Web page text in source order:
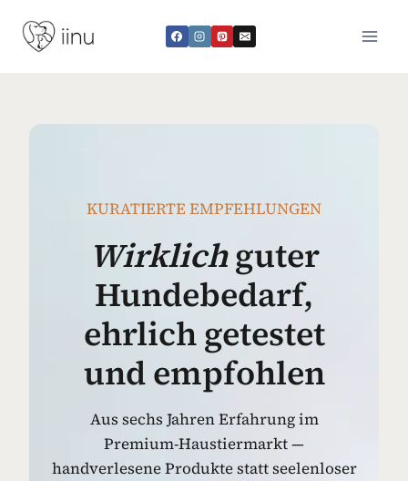
Inhalt
springen
KURATIERTE EMPFEHLUNGEN
Wirklichguter
Hundebedarf,
ehrlich getestet
und empfohlen
Aus sechs Jahren Erfahrung im
Premium-Haustiermarkt —
handverlesene Produkte statt seelenloser